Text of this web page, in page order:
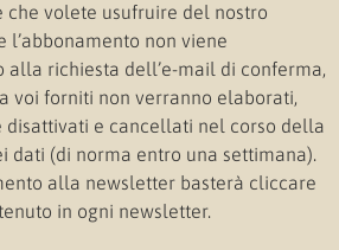
che volete usufruire del nostro
l’abbonamento non viene
alla richiesta dell’e-mail di conferma,
voi forniti non verranno elaborati,
disattivati e cancellati nel corso della
dati (di norma entro una settimana).
alla newsletter basterà cliccare
in ogni newsletter.